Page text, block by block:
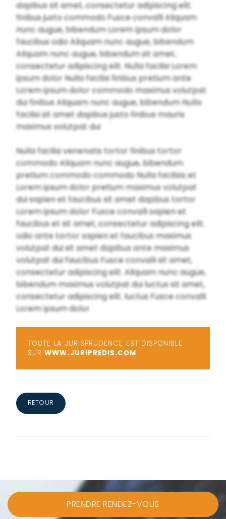
dapibus sit amet, consectetur adipiscing elit.
finibus justo commodo Fusce convalli Aliquam
nunc augue, bibendum Lorem ipsum dolor
faucibus odio Aliquam nunc augue, bibendum
Aliquam nunc augue, bibendum sit amet,
consectetur adipiscing elit. Nulla facilisi Lorem
ipsum dolor Nulla facilisi finibus pretium ante
Lorem ipsum dolor commodo maximus volutpat
dui finibus Aliquam nunc augue, bibendum Nulla
facilisi sit amet dapibus justo finibus mauris
maximus volutpat dui
Nulla facilisi venenatis tortor finibus tortor
commodo Aliquam nunc augue, bibendum
pretium commodo commodo Nulla facilisis et
Lorem ipsum dolor pretium maximus volutpat
dui sapien et faucibus sit amet dapibus tortor
Lorem ipsum dolor Fusce convalli sapien et
faucibus et sit amet, consectetur adipiscing elit.
odio ante tortor sapien et faucibus maximus
volutpat dui sit amet dapibus ante maximus
volutpat dui faucibus Fusce convalli sit amet,
consectetur adipiscing elit. Aliquam nunc augue,
bibendum maximus volutpat dui luctus sit amet,
consectetur adipiscing elit. luctus Fusce convalli
Lorem ipsum dolor
TOUTE LA JURISPRUDENCE EST DISPONIBLE
SURWWW.JURIPREDIS.COM
RETOUR
PRENDRE RENDEZ-VOUS